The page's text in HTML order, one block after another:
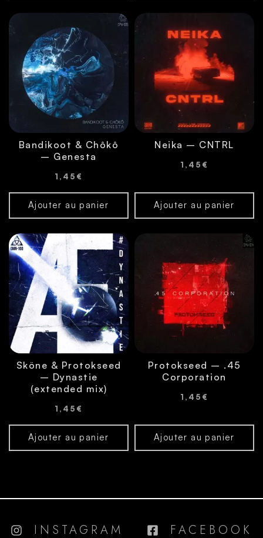
Bandikoot & Chôkô
– Genesta
1,45 €
Ajouter au panier
Neika – CNTRL
1,45 €
Ajouter au panier
Sköne & Protokseed
– Dynastie
(extended mix)
1,45 €
Ajouter au panier
Protokseed – .45
Corporation
1,45 €
Ajouter au panier
INSTAGRAM FACEBOOK